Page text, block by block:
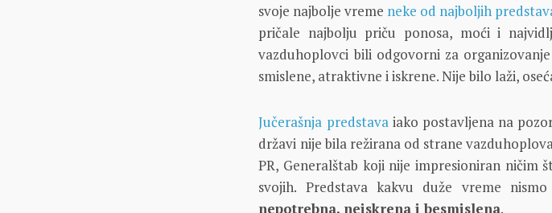
svoje najbolje vreme neke od najboljih
pričale najbolju priču ponosa, moći i
vazduhoplovci bili odgovorni za
smislene, atraktivne i iskrene. Nije bilo laži,
Jučerašnja predstavaiako postavljena na
državi nije bila režirana od strane
PR, Generalštab koji nije impresioniran ničim
svojih. Predstava kakvu duže vreme
nepotrebna, neiskrena i besmislena.